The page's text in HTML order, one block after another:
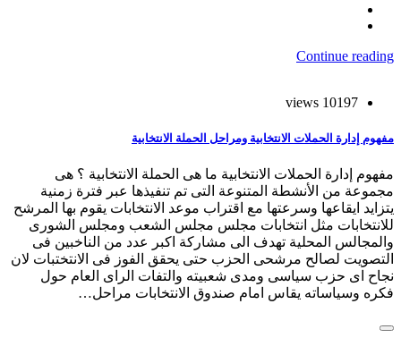
Continue reading
10197 views
مفهوم إدارة الحملات الانتخابية ومراحل الحملة الانتخابية
مفهوم إدارة الحملات الانتخابية ما هى الحملة الانتخابية ؟ هى
مجموعة من الأنشطة المتنوعة التى تم تنفيذها عبر فترة زمنية
يتزايد ايقاعها وسرعتها مع اقتراب موعد الانتخابات يقوم بها المرشح
للانتخابات مثل انتخابات مجلس مجلس الشعب ومجلس الشورى
والمجالس المحلية تهدف الى مشاركة اكبر عدد من الناخبين فى
التصويت لصالح مرشحى الحزب حتى يحقق الفوز فى الانتختبات لان
نجاح اى حزب سياسى ومدى شعبيته والتفات الراى العام حول
فكره وسياساته يقاس امام صندوق الانتخابات مراحل…